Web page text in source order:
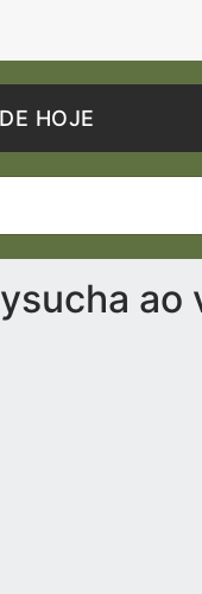
HOJE
ao